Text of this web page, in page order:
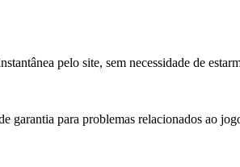
pelo site, sem necessidade de
garantia para problemas relacionados ao